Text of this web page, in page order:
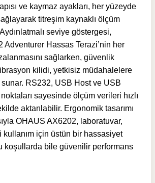
ve kaymaz ayakları, her yüzeyde
titreşim kaynaklı ölçüm
seviye göstergesi,
Adventurer Hassas Terazi’nin her
sağlarken, güvenlik
kilidi, yetkisiz müdahalelere
sunar. RS232, USB Host ve USB
sayesinde ölçüm verileri hızlı
aktarılabilir. Ergonomik tasarımı
OHAUS AX6202, laboratuvar,
kullanım için üstün bir hassasiyet
koşullarda bile güvenilir performans